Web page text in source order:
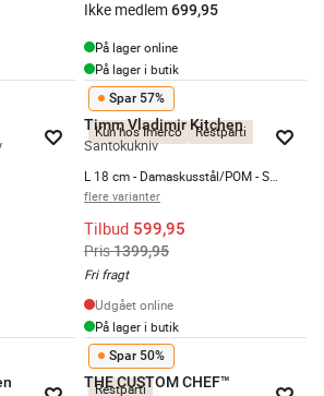
Ikke medlem 699,95
På lager online
På lager i butik
Kun hos Imerco Restparti
Spar 57%
Timm Vladimir Kitchen
Santokukniv
flere varianter
Tilbud 599,95
Pris1399,95
Fri fragt
Udgået online
På lager i butik
Restparti
Spar 50%
THE CUSTOM CHEF™